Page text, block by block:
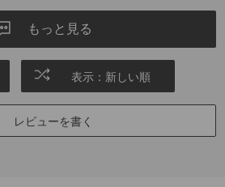
もっと見る
表示：新しい順
レビューを書く